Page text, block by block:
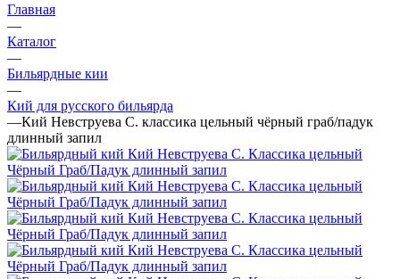
Главная
—
Каталог
—
Бильярдные кии
—
Кий для русского бильярда
—Кий Невструева С. классика цельный чёрный граб/падук
длинный запил